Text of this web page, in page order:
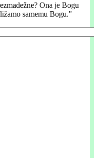
Ona je Bogu
samemu Bogu."